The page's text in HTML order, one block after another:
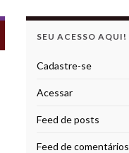
SEU ACESSO AQUI!
Cadastre-se
Acessar
Feed de posts
Feed de comentários